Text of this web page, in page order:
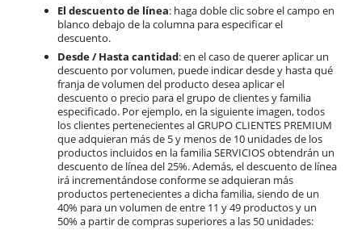
El descuento de línea: haga doble clic sobre el campo en
blanco debajo de la columna para especificar el
descuento.
Desde / Hasta cantidad: en el caso de querer aplicar un
descuento por volumen, puede indicar desde y hasta qué
franja de volumen del producto desea aplicar el
descuento o precio para el grupo de clientes y familia
especificado. Por ejemplo, en la siguiente imagen, todos
los clientes pertenecientes al GRUPO CLIENTES PREMIUM
que adquieran más de 5 y menos de 10 unidades de los
productos incluidos en la familia SERVICIOS obtendrán un
descuento de línea del 25%. Además, el descuento de línea
irá incrementándose conforme se adquieran más
productos pertenecientes a dicha familia, siendo de un
40% para un volumen de entre 11 y 49 productos y un
50% a partir de compras superiores a las 50 unidades: